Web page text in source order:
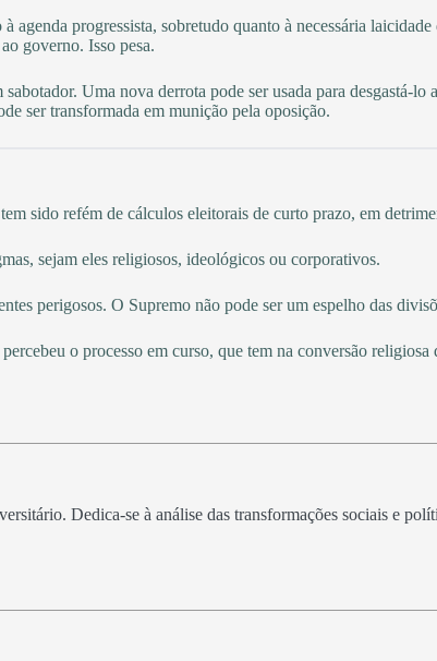
progressista, sobretudo quanto à necessária
governo. Isso pesa.
Uma nova derrota pode ser usada para desgastá-
ser transformada em munição pela oposição.
sido refém de cálculos eleitorais de curto prazo, em
sejam eles religiosos, ideológicos ou corporativos.
perigosos. O Supremo não pode ser um espelho das
o processo em curso, que tem na conversão
Dedica-se à análise das transformações sociais e